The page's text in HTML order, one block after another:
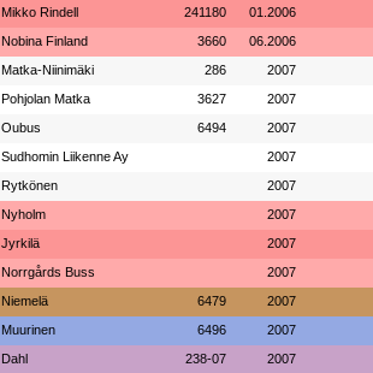
Mikko Rindell 241180 01.2006
Nobina Finland 3660 06.2006
Matka-Niinimäki 286 2007
Pohjolan Matka 3627 2007
Oubus 6494 2007
Sudhomin Liikenne Ay 2007
Rytkönen 2007
Nyholm 2007
Jyrkilä 2007
Norrgårds Buss 2007
Niemelä 6479 2007
Muurinen 6496 2007
Dahl 238-07 2007